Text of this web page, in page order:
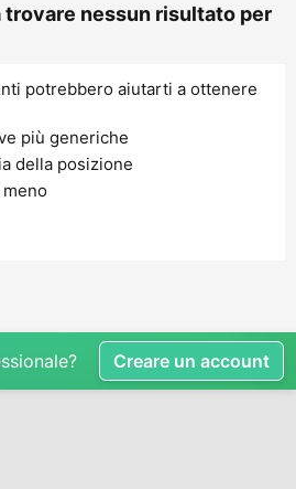
trovare nessun risultato per
potrebbero aiutarti a ottenere
più generiche
della posizione
Creare un account